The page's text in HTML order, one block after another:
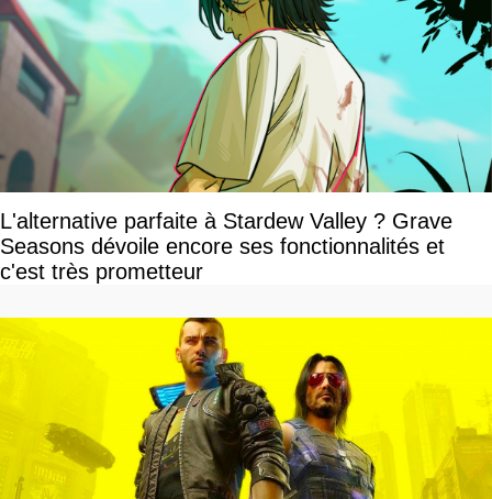
L'alternative parfaite à Stardew Valley ? Grave
Seasons dévoile encore ses fonctionnalités et
c'est très prometteur